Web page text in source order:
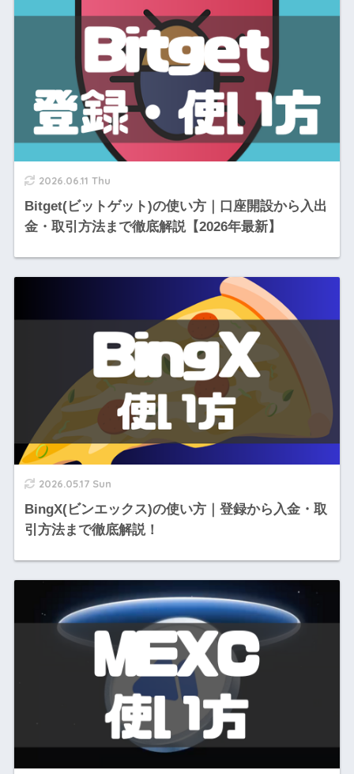
2026.06.11 Thu
Bitget(ビットゲット)の使い方｜口座開設から入出
金・取引方法まで徹底解説【2026年最新】
2026.05.17 Sun
BingX(ビンエックス)の使い方｜登録から入金・取
引方法まで徹底解説！